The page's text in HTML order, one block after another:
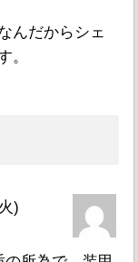
んだからシェ
。
)